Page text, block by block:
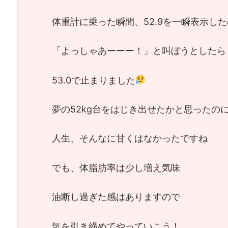
体重計に乗った瞬間、52.9を一瞬表示し
「よっしゃあーーー！」と叫ぼうとしたら
53.0で止まりました
夢の52kg台をはじき出せたかと思ったの
人生、そんなに甘くはなかったですね
でも、体脂肪率は少し増え気味
油断し過ぎた感はありますので